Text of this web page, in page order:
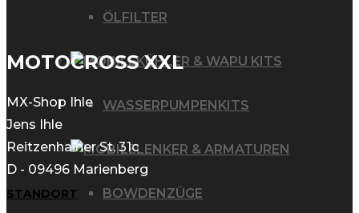
ÖLFILTER
KÜHLER & WAPU KITS
WASSERPUMPENKITS
LENKER & ARMATUREN
BOWDENZÜGE
MOTOCROSS XXL
MX-Shop Ihle
Jens Ihle
Reitzenhainer St. 31c
D - 09496 Marienberg
STANDORT